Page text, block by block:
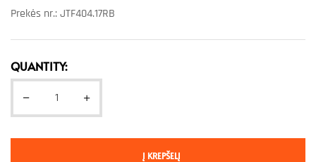
Prekės nr.: JTF404.17RB
QUANTITY:
Į KREPŠELĮ